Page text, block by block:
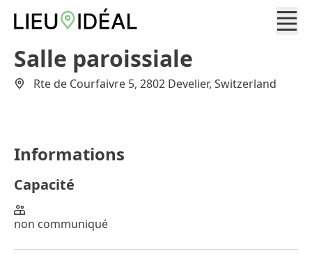
Salle paroissiale
Rte de Courfaivre 5, 2802 Develier, Switzerland
Informations
Capacité
non communiqué